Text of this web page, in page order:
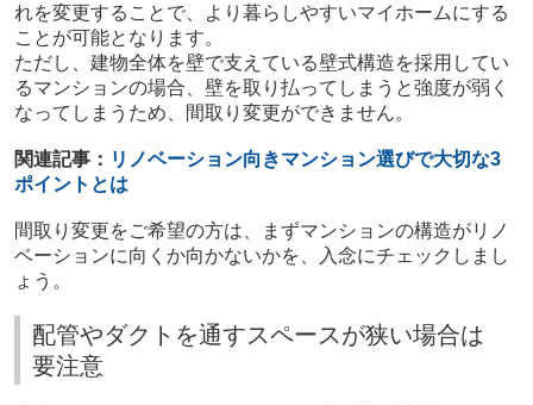
れを変更することで、より暮らしやすいマイホームにする
ことが可能となります。
ただし、建物全体を壁で支えている壁式構造を採用してい
るマンションの場合、壁を取り払ってしまうと強度が弱く
なってしまうため、間取り変更ができません。
関連記事： リノベーション向きマンション選びで大切な3
ポイントとは
間取り変更をご希望の方は、まずマンションの構造がリノ
ベーションに向くか向かないかを、入念にチェックしまし
ょう。
配管やダクトを通すスペースが狭い場合は
要注意